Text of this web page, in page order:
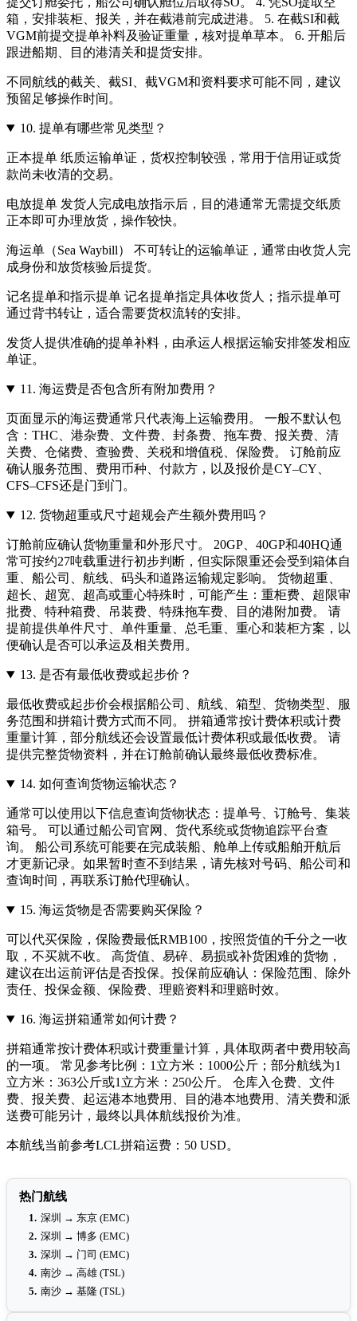
箱，安排装柜、报关，并在截港前完成进港。 5. 在截SI和截
VGM前提交提单补料及验证重量，核对提单草本。 6. 开船后
跟进船期、目的港清关和提货安排。
不同航线的截关、截SI、截VGM和资料要求可能不同，建议
预留足够操作时间。
10. 提单有哪些常见类型？
正本提单 纸质运输单证，货权控制较强，常用于信用证或货
款尚未收清的交易。
电放提单 发货人完成电放指示后，目的港通常无需提交纸质
正本即可办理放货，操作较快。
海运单（Sea Waybill） 不可转让的运输单证，通常由收货人完
成身份和放货核验后提货。
记名提单和指示提单 记名提单指定具体收货人；指示提单可
通过背书转让，适合需要货权流转的安排。
发货人提供准确的提单补料，由承运人根据运输安排签发相应
单证。
11. 海运费是否包含所有附加费用？
页面显示的海运费通常只代表海上运输费用。 一般不默认包
含：THC、港杂费、文件费、封条费、拖车费、报关费、清
关费、仓储费、查验费、关税和增值税、保险费。 订舱前应
确认服务范围、费用币种、付款方，以及报价是CY–CY、
CFS–CFS还是门到门。
12. 货物超重或尺寸超规会产生额外费用吗？
订舱前应确认货物重量和外形尺寸。 20GP、40GP和40HQ通
常可按约27吨载重进行初步判断，但实际限重还会受到箱体自
重、船公司、航线、码头和道路运输规定影响。 货物超重、
超长、超宽、超高或重心特殊时，可能产生：重柜费、超限审
批费、特种箱费、吊装费、特殊拖车费、目的港附加费。 请
提前提供单件尺寸、单件重量、总毛重、重心和装柜方案，以
便确认是否可以承运及相关费用。
13. 是否有最低收费或起步价？
最低收费或起步价会根据船公司、航线、箱型、货物类型、服
务范围和拼箱计费方式而不同。 拼箱通常按计费体积或计费
重量计算，部分航线还会设置最低计费体积或最低收费。 请
提供完整货物资料，并在订舱前确认最终最低收费标准。
14. 如何查询货物运输状态？
通常可以使用以下信息查询货物状态：提单号、订舱号、集装
箱号。 可以通过船公司官网、货代系统或货物追踪平台查
询。 船公司系统可能要在完成装船、舱单上传或船舶开航后
才更新记录。如果暂时查不到结果，请先核对号码、船公司和
查询时间，再联系订舱代理确认。
15. 海运货物是否需要购买保险？
可以代买保险，保险费最低RMB100，按照货值的千分之一收
取，不买就不收。 高货值、易碎、易损或补货困难的货物，
建议在出运前评估是否投保。投保前应确认：保险范围、除外
责任、投保金额、保险费、理赔资料和理赔时效。
16. 海运拼箱通常如何计费？
拼箱通常按计费体积或计费重量计算，具体取两者中费用较高
的一项。 常见参考比例：1立方米：1000公斤；部分航线为1
立方米：363公斤或1立方米：250公斤。 仓库入仓费、文件
费、报关费、起运港本地费用、目的港本地费用、清关费和派
送费可能另计，最终以具体航线报价为准。
本航线当前参考LCL拼箱运费：50 USD。
热门航线
1. 深圳 → 东京 (EMC)
2. 深圳 → 博多 (EMC)
3. 深圳 → 门司 (EMC)
4. 南沙 → 高雄 (TSL)
5. 南沙 → 基隆 (TSL)